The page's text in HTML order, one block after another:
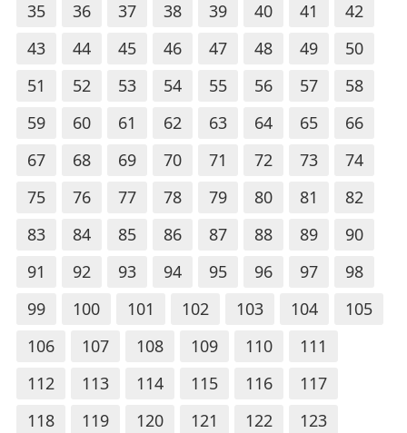
35
36 37 38 39 40 41
42
43
44 45 46 47 48 49
50
51
52 53 54 55 56 57
58
59
60 61 62 63 64 65
66
67
68 69 70 71 72 73
74
75
76 77 78 79 80 81
82
83
84 85 86 87 88 89
90
91
92 93 94 95 96 97
98
99
100 101 102 103 104
105
106
107 108 109 110
111
112
113 114 115 116
117
118
119 120 121 122
123